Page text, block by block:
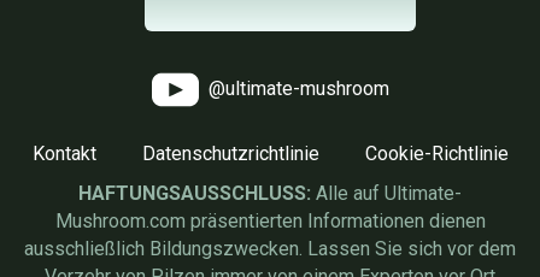
@ultimate-mushroom
Kontakt Datenschutzrichtlinie
Cookie-Richtlinie
HAFTUNGSAUSSCHLUSS: Alle auf Ultimate-
Mushroom.com präsentierten Informationen dienen
ausschließlich Bildungszwecken. Lassen Sie sich vor dem